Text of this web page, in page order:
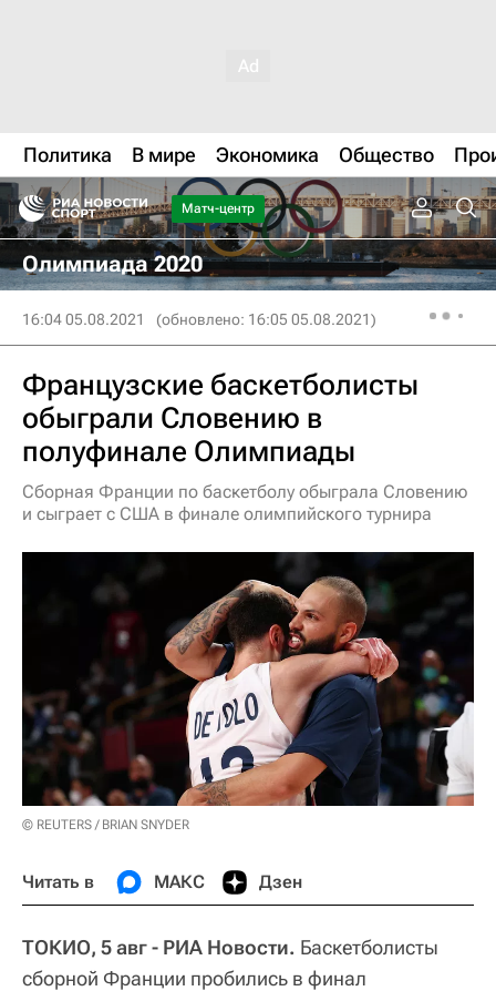
Политика В мире Экономика Общество
Матч-центр
Олимпиада 2020
16:04 05.08.2021 (обновлено: 16:05 05.08.2021)
Французские баскетболисты
обыграли Словению в
полуфинале Олимпиады
Сборная Франции по баскетболу обыграла Словению
и сыграет с США в финале олимпийского турнира
© REUTERS / BRIAN SNYDER
Читать в МАКС Дзен
ТОКИО, 5 авг - РИА Новости. Баскетболисты
сборной Франции пробились в финал